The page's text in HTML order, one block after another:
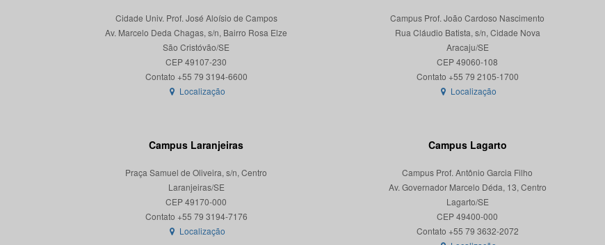
Cidade Univ. Prof. José Aloísio de Campos
Av. Marcelo Deda Chagas, s/n, Bairro Rosa Elze
São Cristóvão/SE
CEP 49107-230
Localização
Campus Prof. João Cardoso Nascimento
Rua Cláudio Batista, s/n, Cidade Nova
Aracaju/SE
CEP 49060-108
Localização
Campus Laranjeiras
Praça Samuel de Oliveira, s/n, Centro
Laranjeiras/SE
CEP 49170-000
Localização
Campus Lagarto
Campus Prof. Antônio Garcia Filho
Av. Governador Marcelo Déda, 13, Centro
Lagarto/SE
CEP 49400-000